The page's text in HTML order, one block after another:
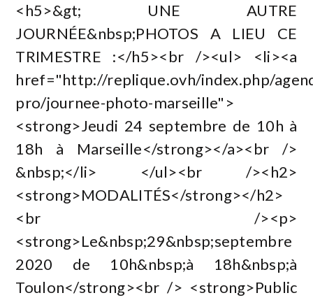
<h5>&gt; UNE AUTRE
JOURNÉE&nbsp;PHOTOS A LIEU CE
TRIMESTRE :</h5><br /><ul> <li><a
href="http://replique.ovh/index.php/
pro/journee-photo-marseille">
<strong>Jeudi 24 septembre de 10h à
18h à Marseille</strong></a><br />
&nbsp;</li> </ul><br /><h2>
<strong>MODALITÉS</strong></h2>
<br /><p>
<strong>Le&nbsp;29&nbsp;septembre
2020 de 10h&nbsp;à 18h&nbsp;à
Toulon</strong><br /> <strong>Public